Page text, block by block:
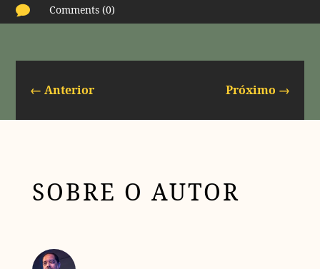
 Comments (0)
←Anterior Próximo →
SOBRE O AUTOR